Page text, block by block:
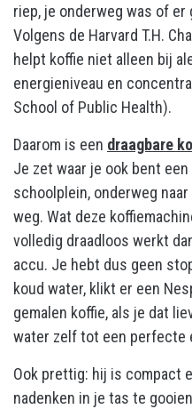
riep, je onderweg was of
Volgens de Harvard T.H.
helpt koffie niet alleen bij
energieniveau en
School of Public Health).
Daarom is een draagbare
Je zet waar je ook bent
schoolplein, onderweg
weg. Wat deze
volledig draadloos werkt
accu. Je hebt dus geen
koud water, klikt er een
gemalen koffie, als je dat
water zelf tot een perfecte
Ook prettig: hij is compact
nadenken in je tas te